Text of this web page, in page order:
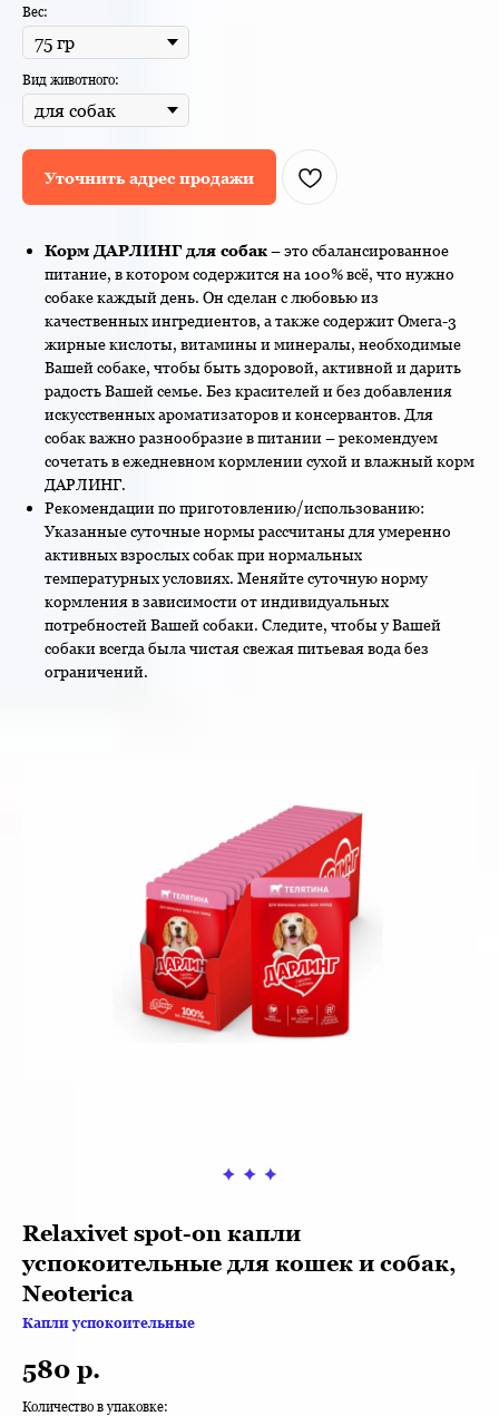
Вес:
Вид животного:
Уточнить адрес продажи
Корм ДАРЛИНГ для собак– это сбалансированное
питание, в котором содержится на 100% всё, что нужно
собаке каждый день. Он сделан с любовью из
качественных ингредиентов, а также содержит Омега-3
жирные кислоты, витамины и минералы, необходимые
Вашей собаке, чтобы быть здоровой, активной и дарить
радость Вашей семье. Без красителей и без добавления
искусственных ароматизаторов и консервантов. Для
собак важно разнообразие в питании – рекомендуем
сочетать в ежедневном кормлении сухой и влажный корм
ДАРЛИНГ.
Рекомендации по приготовлению/использованию:
Указанные суточные нормы рассчитаны для умеренно
активных взрослых собак при нормальных
температурных условиях. Меняйте суточную норму
кормления в зависимости от индивидуальных
потребностей Вашей собаки. Следите, чтобы у Вашей
собаки всегда была чистая свежая питьевая вода без
ограничений.
Relaxivet spot-on капли
успокоительные для кошек и собак,
Neoterica
Капли успокоительные
580 р.
Количество в упаковке: